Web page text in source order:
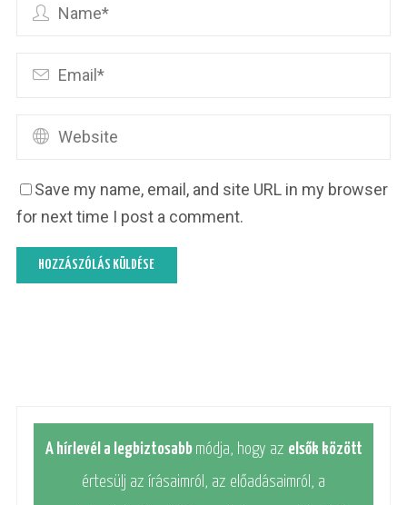
Save my name, email, and site URL in my browser
for next time I post a comment.
A hírlevél a legbiztosabb módja, hogy az elsők között
értesülj az írásaimról, az előadásaimról, a